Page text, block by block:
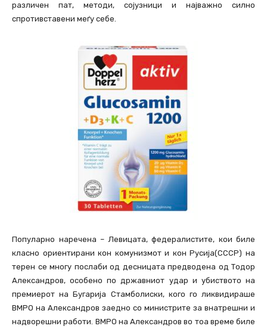
различен пат, методи, сојузници и најважно силно
спротивставени меѓу себе.
Популарно наречена – Левицата, федералистите, кои биле
класно ориентирани кон комунизмот и кон Русија(СССР) на
терен се многу послаби од десницата предводена од Тодор
Александров, особено по државниот удар и убиството на
премиерот на Бугарија Стамболиски, кого го ликвидираше
ВМРО на Александров заедно со министрите за внатрешни и
надворешни работи. ВМРО на Александров во тоа време биле